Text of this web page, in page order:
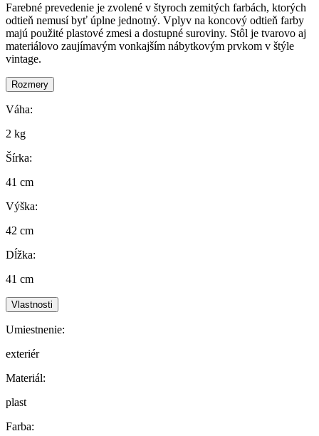
Farebné prevedenie je zvolené v štyroch zemitých farbách, ktorých
odtieň nemusí byť úplne jednotný. Vplyv na koncový odtieň farby
majú použité plastové zmesi a dostupné suroviny. Stôl je tvarovo aj
materiálovo zaujímavým vonkajším nábytkovým prvkom v štýle
vintage.
Rozmery
Váha:
2 kg
Šírka:
41 cm
Výška:
42 cm
Dĺžka:
41 cm
Vlastnosti
Umiestnenie:
exteriér
Materiál:
plast
Farba: